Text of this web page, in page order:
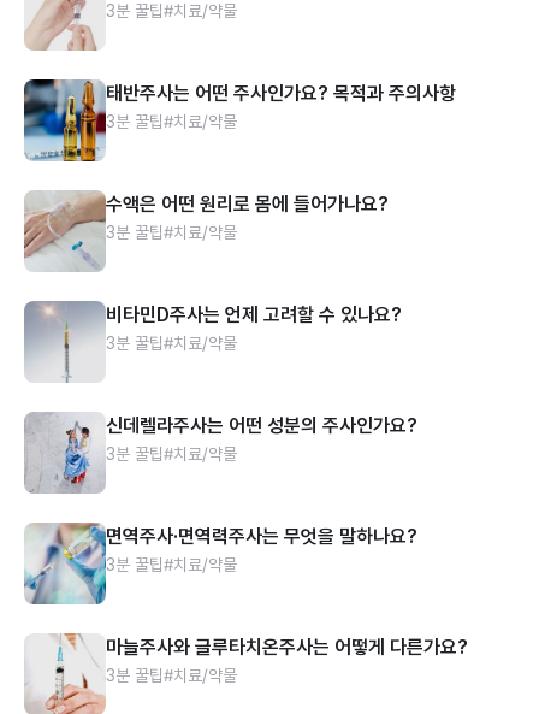
3분 꿀팁#치료/약물
태반주사는 어떤 주사인가요? 목적과 주의사항
3분 꿀팁#치료/약물
수액은 어떤 원리로 몸에 들어가나요?
3분 꿀팁#치료/약물
비타민D주사는 언제 고려할 수 있나요?
3분 꿀팁#치료/약물
신데렐라주사는 어떤 성분의 주사인가요?
3분 꿀팁#치료/약물
면역주사·면역력주사는 무엇을 말하나요?
3분 꿀팁#치료/약물
마늘주사와 글루타치온주사는 어떻게 다른가요?
3분 꿀팁#치료/약물